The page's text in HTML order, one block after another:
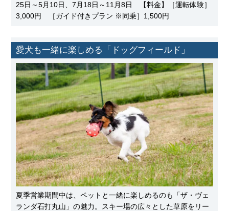
25日～5月10日、7月18日～11月8日 【料金】［運転体験］
3,000円 ［ガイド付きプラン ※同乗］1,500円
愛犬も一緒に楽しめる「ドッグフィールド」
夏季営業期間中は、ペットと一緒に楽しめるのも「ザ・ヴェ
ランダ石打丸山」の魅力。スキー場の広々とした草原をリー